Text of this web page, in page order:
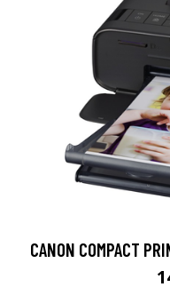
CANON COMPACT